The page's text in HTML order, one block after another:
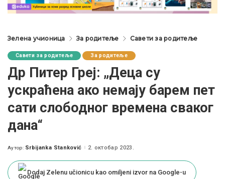
Зелена учионица За родитеље Савети за родитеље
Савети за родитеље За родитеље
Др Питер Греј: „Деца су
ускраћена ако немају барем пет
сати слободног времена сваког
дана“
Posted
Аутор: Srbijanka Stanković 2. октобар 2023.
Dodaj Zelenu učionicu kao omiljeni izvor na Google-u